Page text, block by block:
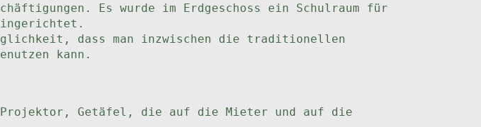
Es wurde im Erdgeschoss ein Schulraum für
dass man inzwischen die traditionellen
kann.
Getäfel, die auf die Mieter und auf die